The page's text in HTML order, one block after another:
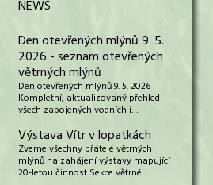
NEWS
Den otevřených mlýnů 9. 5.
2026 - seznam otevřených
větrných mlýnů
Den otevřených mlýnů 9. 5. 2026
Kompletní, aktualizovaný přehled
všech zapojených vodních i…
Výstava Vítr v lopatkách
Zveme všechny přátelé větrných
mlýnů na zahájení výstavy mapující
20-letou činnost Sekce větrné…